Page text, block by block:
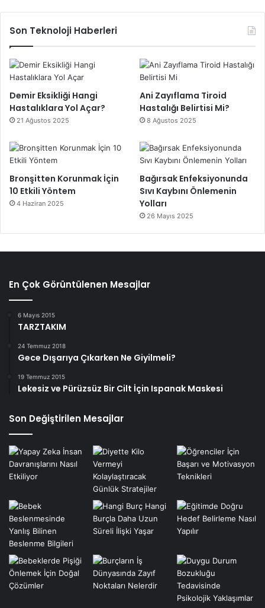
Son Teknoloji Haberleri
Demir Eksikliği Hangi
Hastalıklara Yol Açar?
21 Ağustos 2025
Ani Zayıflama Tiroid
Hastalığı Belirtisi Mi?
8 Ağustos 2025
Bronşitten Korunmak İçin
10 Etkili Yöntem
4 Haziran 2025
Bağırsak Enfeksiyonunda
Sıvı Kaybını Önlemenin
Yolları
26 Mayıs 2025
En Çok Görüntülenen Mesajlar
6 Mayıs 2015
TARZTAKIM
24 Temmuz 2018
Gece Dışarıya Çıkarken Ne Giyilmeli?
19 Temmuz 2015
Lekesiz ve Pürüzsüz Bir Cilt İçin Ispanak Maskesi
Son Değiştirilen Mesajlar